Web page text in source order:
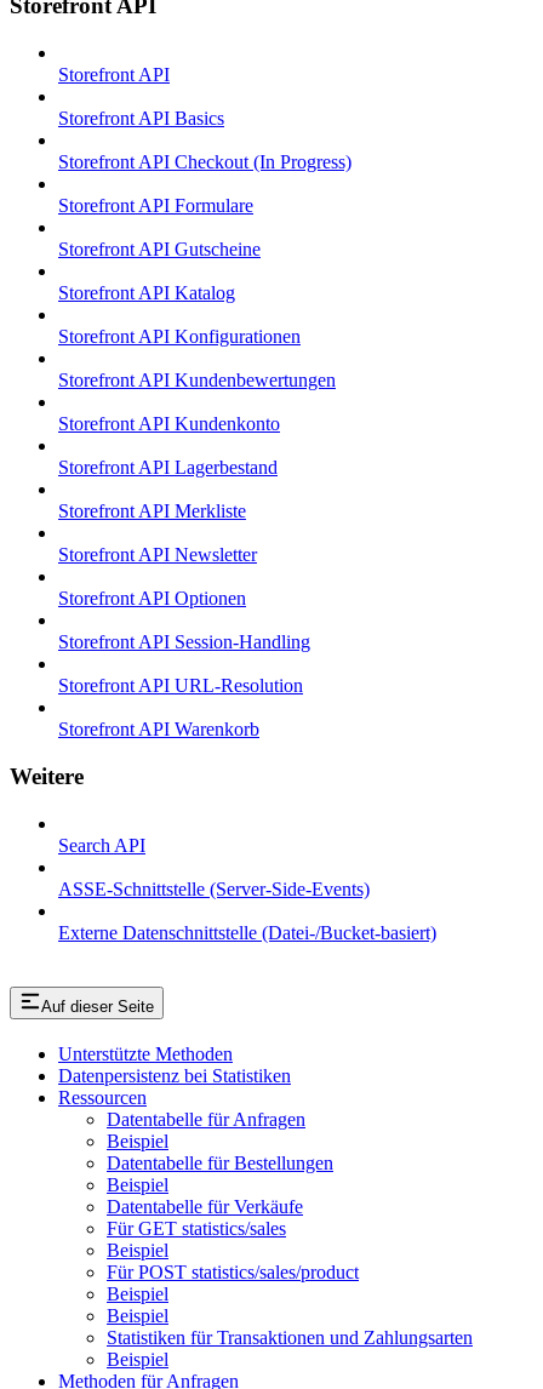
Storefront API
Storefront API
Storefront API Basics
Storefront API Checkout (In Progress)
Storefront API Formulare
Storefront API Gutscheine
Storefront API Katalog
Storefront API Konfigurationen
Storefront API Kundenbewertungen
Storefront API Kundenkonto
Storefront API Lagerbestand
Storefront API Merkliste
Storefront API Newsletter
Storefront API Optionen
Storefront API Session-Handling
Storefront API URL-Resolution
Storefront API Warenkorb
Weitere
Search API
ASSE-Schnittstelle (Server-Side-Events)
Externe Datenschnittstelle (Datei-/Bucket-basiert)
Auf dieser Seite
Unterstützte Methoden
Datenpersistenz bei Statistiken
Ressourcen
Datentabelle für Anfragen
Beispiel
Datentabelle für Bestellungen
Beispiel
Datentabelle für Verkäufe
Für GET statistics/sales
Beispiel
Für POST statistics/sales/product
Beispiel
Beispiel
Statistiken für Transaktionen und Zahlungsarten
Beispiel
Methoden für Anfragen